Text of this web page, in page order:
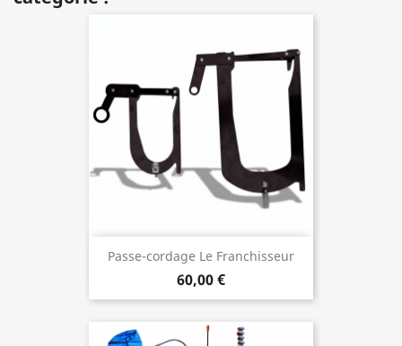
Passe-cordage Le Franchisseur
60,00 €